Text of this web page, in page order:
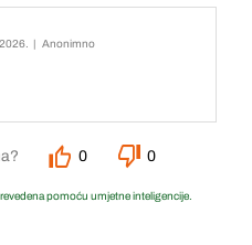
| Anonimno
0 0
pomoću umjetne inteligencije.